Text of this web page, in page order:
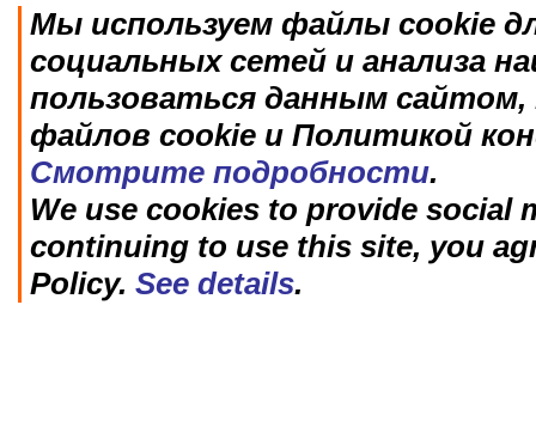
Мы используем файлы cookie
социальных сетей и анализа
пользоваться данным
файлов cookie и Политикой
Смотрите подробности.
We use cookies to provide social
continuing to use this site, you
Policy. See details.